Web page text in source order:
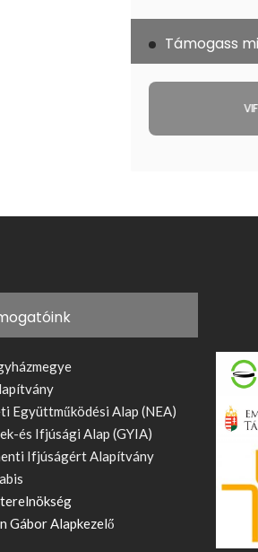
Támogass
Együttműködési Alap (NEA)
és Ifjúsági Alap (GYIA)
Ifjúságért Alapítvány
Gábor Alapkezelő